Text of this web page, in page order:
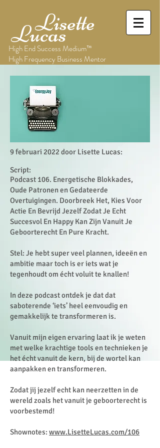
Lisette
Lucas
High End Success Medium™
High Frequency Business Mentor
9 februari 2022 door Lisette Lucas:
Script:
Podcast 106. Energetische Blokkades,
Oude Patronen en Gedateerde
Overtuigingen. Doorbreek Het, Kies Voor
Actie En Bevrijd Jezelf Zodat Je Echt
Succesvol En Happy Kan Zijn Vanuit Je
Geboorterecht En Pure Kracht.
Stel: Je hebt super veel plannen, ideeën en
ambitie maar toch is er iets wat je
tegenhoudt om écht voluit te knallen!
In deze podcast ontdek je dat dat
saboterende ‘iets’ heel eenvoudig en
gemakkelijk te transformeren is.
Vanuit mijn eigen ervaring laat ik je weten
met welke krachtige tools en technieken je
het écht vanuit de kern, bij de wortel kan
aanpakken en transformeren.
Zodat jij jezelf echt kan neerzetten in de
wereld zoals het vanuit je geboorterecht is
voorbestemd!
Shownotes: www.LisetteLucas.com/106